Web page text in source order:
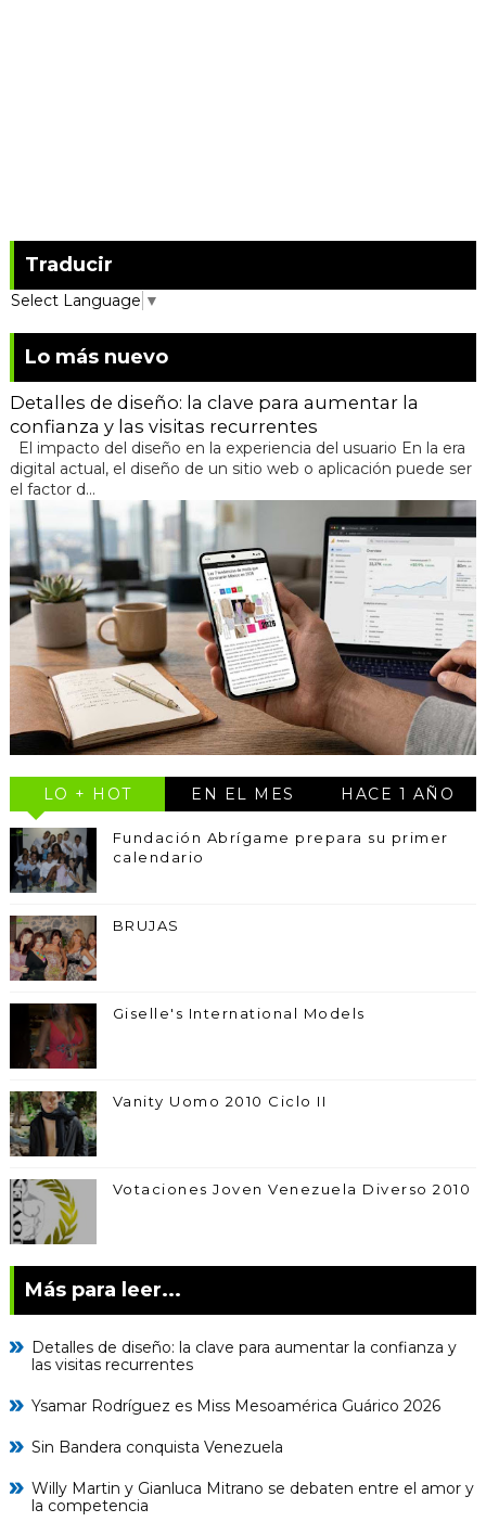
Traducir
Select Language ▼
Lo más nuevo
Detalles de diseño: la clave para aumentar la
confianza y las visitas recurrentes
El impacto del diseño en la experiencia del usuario En la era
digital actual, el diseño de un sitio web o aplicación puede ser
el factor d...
LO + HOT EN EL MES HACE 1 AÑO
Fundación Abrígame prepara su primer
calendario
BRUJAS
Giselle's International Models
Vanity Uomo 2010 Ciclo II
Votaciones Joven Venezuela Diverso 2010
Más para leer...
Detalles de diseño: la clave para aumentar la confianza y
las visitas recurrentes
Ysamar Rodríguez es Miss Mesoamérica Guárico 2026
Sin Bandera conquista Venezuela
Willy Martin y Gianluca Mitrano se debaten entre el amor y
la competencia